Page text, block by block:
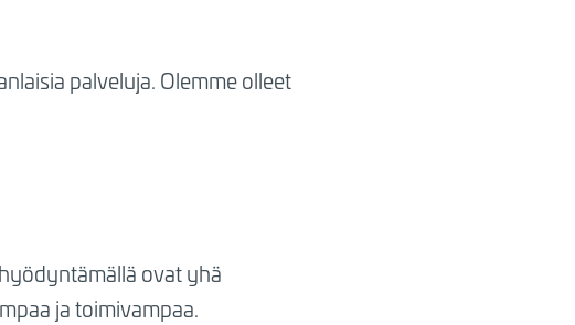
palveluja. Olemme olleet
ovat yhä
ja toimivampaa.